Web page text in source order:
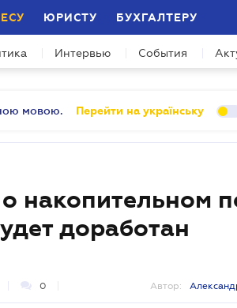
ЮРИСТУ БУХГАЛТЕРУ
Интервью События
мовою. Перейти на українську
накопительном
доработан
0 Автор: